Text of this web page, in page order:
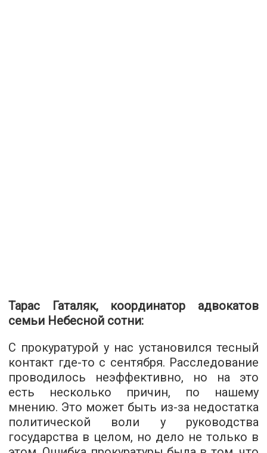
Тарас Гаталяк, координатор адвокатов
семьи Небесной сотни:
С прокуратурой у нас установился тесный
контакт где-то с сентября. Расследование
проводилось неэффективно, но на это
есть несколько причин, по нашему
мнению. Это может быть из-за недостатка
политической воли у руководства
государства в целом, но дело не только в